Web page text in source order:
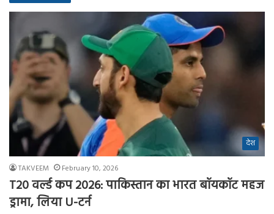
देश
TAKVEEM February 10, 2026
T20 वर्ल्ड कप 2026: पाकिस्तान का भारत बॉयकॉट महज
ड्रामा, लिया U-टर्न